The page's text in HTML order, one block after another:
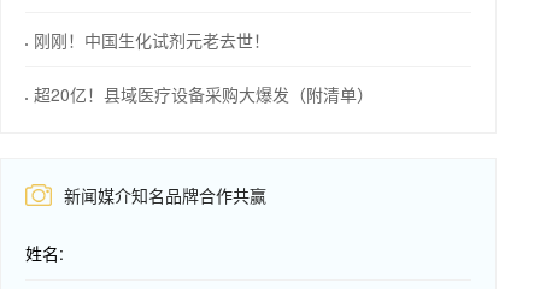
刚刚！中国生化试剂元老去世！
超20亿！县域医疗设备采购大爆发（附清单）
新闻媒介知名品牌合作共赢
姓名: